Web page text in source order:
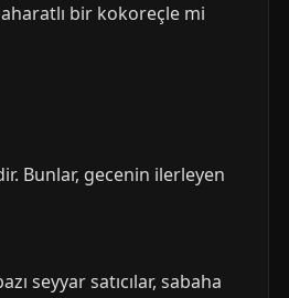
bir kokoreçle mi
Bunlar, gecenin ilerleyen
seyyar satıcılar, sabaha